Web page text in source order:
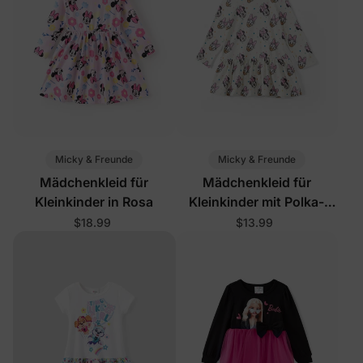
Micky & Freunde
Mädchenkleid für
Kleinkinder in Rosa
$18.99
Micky & Freunde
Mädchenkleid für
Kleinkinder mit Polka-
Dots in Aprikose
$13.99